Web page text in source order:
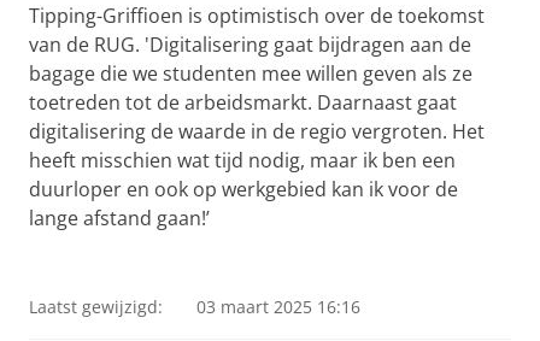
Tipping-Griffioen is optimistisch over de toekomst
van de RUG. 'Digitalisering gaat bijdragen aan de
bagage die we studenten mee willen geven als ze
toetreden tot de arbeidsmarkt. Daarnaast gaat
digitalisering de waarde in de regio vergroten. Het
heeft misschien wat tijd nodig, maar ik ben een
duurloper en ook op werkgebied kan ik voor de
lange afstand gaan!’
Laatst gewijzigd: 03 maart 2025 16:16